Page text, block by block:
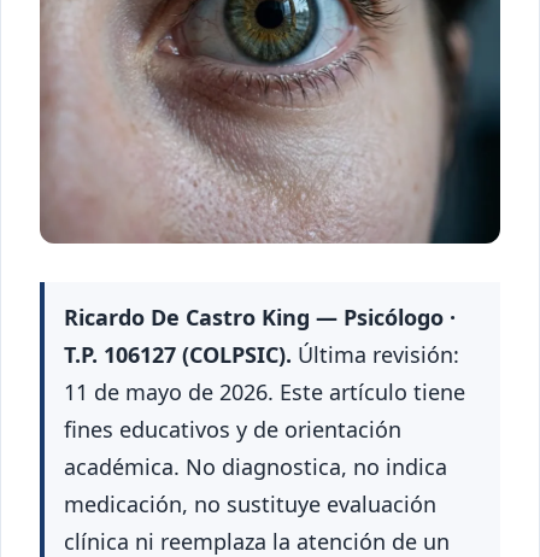
Ricardo De Castro King — Psicólogo ·
T.P. 106127 (COLPSIC). Última revisión:
11 de mayo de 2026. Este artículo tiene
fines educativos y de orientación
académica. No diagnostica, no indica
medicación, no sustituye evaluación
clínica ni reemplaza la atención de un